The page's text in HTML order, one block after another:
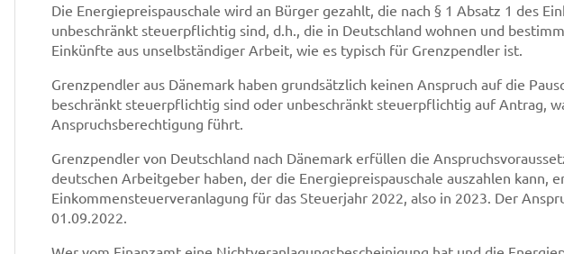
Die Energiepreispauschale wird an Bürger gezahlt, die nach § 1 Absatz 1 des
unbeschränkt steuerpflichtig sind, d.h., die in Deutschland wohnen und
Einkünfte aus unselbständiger Arbeit, wie es typisch für Grenzpendler ist.
Grenzpendler aus Dänemark haben grundsätzlich keinen Anspruch auf die
beschränkt steuerpflichtig sind oder unbeschränkt steuerpflichtig auf Antrag,
Anspruchsberechtigung führt.
Grenzpendler von Deutschland nach Dänemark erfüllen die
deutschen Arbeitgeber haben, der die Energiepreispauschale auszahlen kann,
Einkommensteuerveranlagung für das Steuerjahr 2022, also in 2023. Der
01.09.2022.